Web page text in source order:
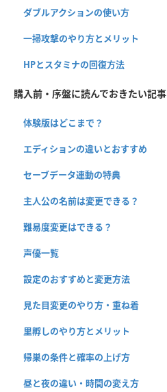
ダブルアクションの使い方
一掃攻撃のやり方とメリット
HPとスタミナの回復方法
購入前・序盤に読んでおきたい記事
体験版はどこまで？
エディションの違いとおすすめ
セーブデータ連動の特典
主人公の名前は変更できる？
難易度変更はできる？
声優一覧
設定のおすすめと変更方法
見た目変更のやり方・重ね着
里孵しのやり方とメリット
帰巣の条件と確率の上げ方
昼と夜の違い・時間の変え方